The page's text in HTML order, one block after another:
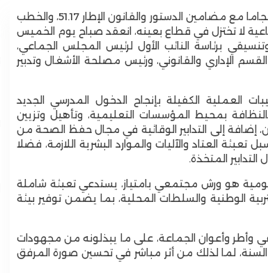
في إطار التعبئة الوطنية التي تواكب الدخول المدرسي، وانسجاما مع مضامين الدستور والقانون الإطار 51.17، والخطب
لا تختزل في قطاع بعينه، انعقد صباح يوم الخميس
برئاسة النائب الأول لرئيس المجلس الجماعي،
الإداري والقانوني، ورئيس مصلحة الأشغال وتدبير
العملية الكفيلة بإنجاح الدخول المدرسي الجديد
بالنظافة بمحيط المؤسسات التعليمية، وتأهيل وتزيين
إضافة إلى التدابير الوقائية في مجال حفظ الصحة من
العتاد والآليات والموارد البشرية اللازمة، فضلا
المتخذة.
هو ورش مجتمعي بامتياز، يستدعي تعبئة شاملة
الوطنية والسلطات المحلية، بما يضمن توفير بيئة
وأطر وأعوان الجماعة، على ما يبذلونه من مجهودات
السنة، لما لذلك من أثر مباشر في تحسين صورة المرفق